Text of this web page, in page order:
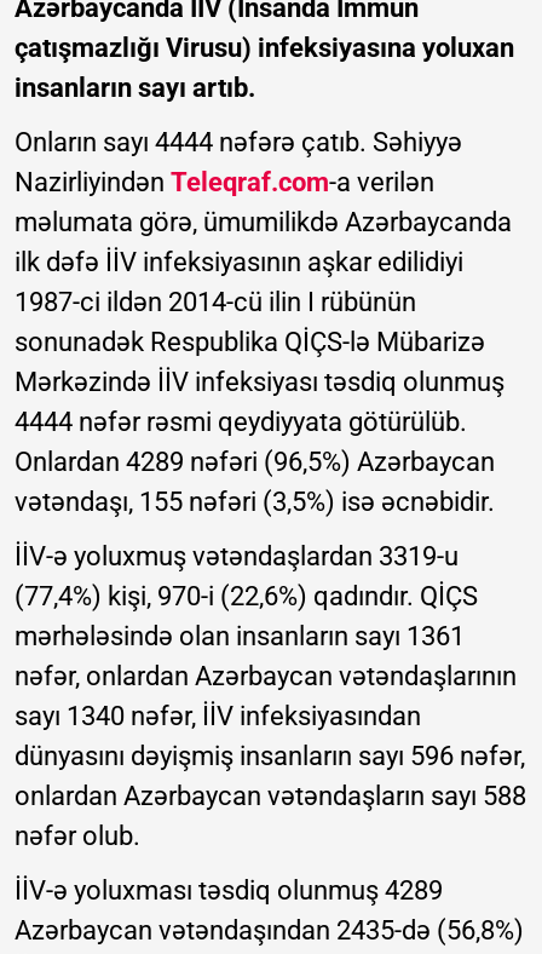
Azərbaycanda İİV (İnsanda İmmun
çatışmazlığı Virusu) infeksiyasına yoluxan
insanların sayı artıb.
Onların sayı 4444 nəfərə çatıb. Səhiyyə
Nazirliyindən Teleqraf.com-a verilən
məlumata görə, ümumilikdə Azərbaycanda
ilk dəfə İİV infeksiyasının aşkar edilidiyi
1987-ci ildən 2014-cü ilin I rübünün
sonunadək Respublika QİÇS-lə Mübarizə
Mərkəzində İİV infeksiyası təsdiq olunmuş
4444 nəfər rəsmi qeydiyyata götürülüb.
Onlardan 4289 nəfəri (96,5%) Azərbaycan
vətəndaşı, 155 nəfəri (3,5%) isə əcnəbidir.
İİV-ə yoluxmuş vətəndaşlardan 3319-u
(77,4%) kişi, 970-i (22,6%) qadındır. QİÇS
mərhələsində olan insanların sayı 1361
nəfər, onlardan Azərbaycan vətəndaşlarının
sayı 1340 nəfər, İİV infeksiyasından
dünyasını dəyişmiş insanların sayı 596 nəfər,
onlardan Azərbaycan vətəndaşların sayı 588
nəfər olub.
İİV-ə yoluxması təsdiq olunmuş 4289
Azərbaycan vətəndaşından 2435-də (56,8%)